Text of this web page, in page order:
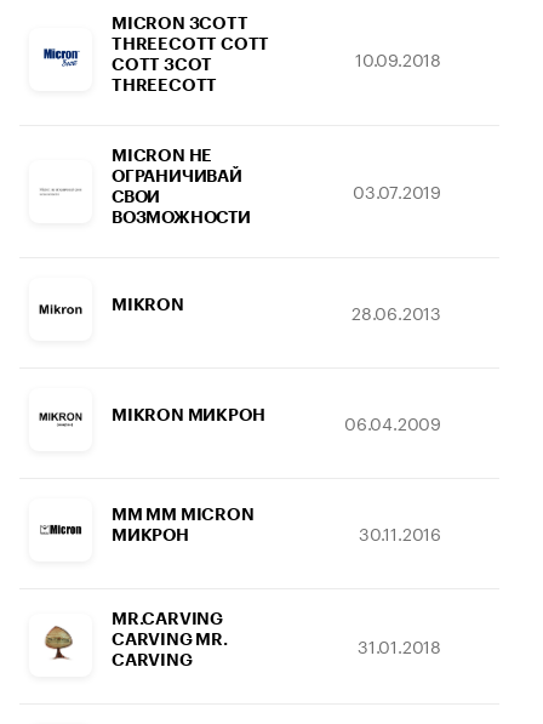
MICRON 3COTT
THREECOTT COTT
COTT 3COT
THREECOTT
10.09.2018
MICRON НЕ
ОГРАНИЧИВАЙ
СВОИ
ВОЗМОЖНОСТИ
03.07.2019
MIKRON 28.06.2013
MIKRON МИКРОН 06.04.2009
MM ММ MICRON
МИКРОН
30.11.2016
MR.CARVING
CARVING MR.
CARVING
31.01.2018